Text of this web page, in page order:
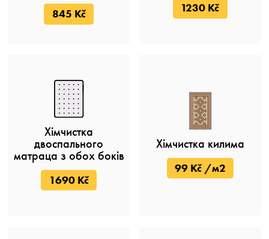
845 Kč 1230 Kč
Хімчистка
двоспального
матраца з обох боків
1690 Kč
Хімчистка килима
99 Kč /м2